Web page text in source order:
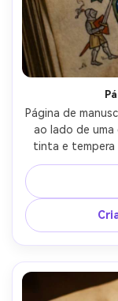
Página de
ao lado de uma
tinta e tempera
vermelha e azul,
pequenos
sotaques
realismo de
detalhada, lente